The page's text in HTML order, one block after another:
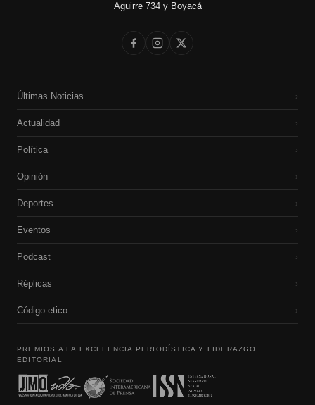
Aguirre 734 y Boyacá
Últimas Noticias ›
Actualidad ›
Política ›
Opinión ›
Deportes ›
Eventos ›
Podcast ›
Réplicas ›
Código etico ›
PREMIOS A LA EXCELENCIA PERIODÍSTICA Y LIDERAZGO
EDITORIAL